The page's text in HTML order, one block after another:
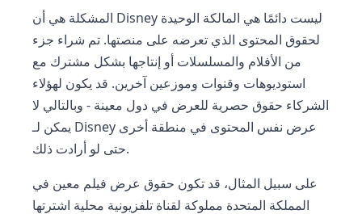
المشكلة هي أن Disney ليست دائمًا هي المالكة الوحيدة
لحقوق المحتوى الذي تعرضه على منصتها. تم شراء جزء
من الأفلام والمسلسلات أو إنتاجها بشكل مشترك مع
استوديوهات وقنوات وموزعين آخرين. قد يكون لهؤلاء
الشركاء حقوق حصرية للعرض في دول معينة - وبالتالي لا
يمكن لـ Disney عرض نفس المحتوى في منطقة أخرى
حتى لو أرادت ذلك.
على سبيل المثال، قد تكون حقوق عرض فيلم معين في
المملكة المتحدة مملوكة لقناة تلفزيونية محلية اشترتها